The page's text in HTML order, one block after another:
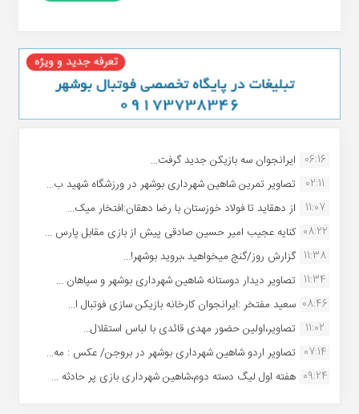
06:16 ایرانجوان سه بازیکن جدید گرفت...
02:11
تصاویر تمرین شاهین شهردارى بوشهر در ورزشگاه شهید ب...
11:07
از دهقاید تا فولاد خوزستان با رضا دهقان:افتخار میک...
08:22 کنایه عجیب امیر حسین صادقی پیش از بازی مقابل پارس ...
11:38 گزارش روز/گنج میخواهید ،بروید بوشهر!...
11:34 تصاویر دیدار دوستانه شاهین شهردارى بوشهر و سپاهان ...
08:46 سعید مفتخر :ایرانجوان کارخانه بازیکن سازی فوتبال ا...
11:02
تصاویر،اولین حضور مهدی قائدی با لباس استقلال...
07:14 تصاویر اردو شاهین شهرداری بوشهر در بروجن/ عکس : مه...
09:24 هفته اول لیگ دسته دوم،شاهین شهرداری بازی پر حادثه ...